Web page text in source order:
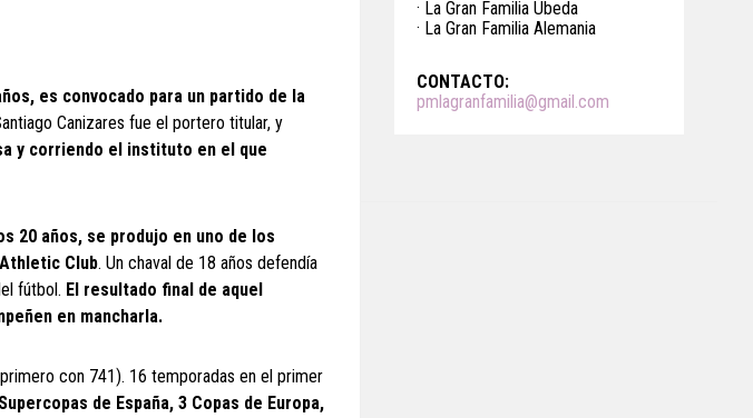
es convocado para un partido de la
Canizares fue el portero titular, y
y corriendo el instituto en el que
20 años, se produjo en uno de los
Club. Un chaval de 18 años defendía
fútbol. El resultado final de aquel
en mancharla.
con 741). 16 temporadas en el primer
de España, 3 Copas de Europa,
· La Gran Familia Úbeda
· La Gran Familia Alemania
CONTACTO:
pmlagranfamilia@gmail.com